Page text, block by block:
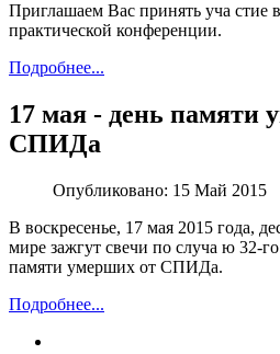
Приглашаем Вас принять уча стие
практической конференции.
Подробнее...
17 мая - день памяти
СПИДа
Опубликовано: 15 Май 2015
В воскресенье, 17 мая 2015 года,
мире зажгут свечи по случа ю 32-
памяти умерших от СПИДа.
Подробнее...